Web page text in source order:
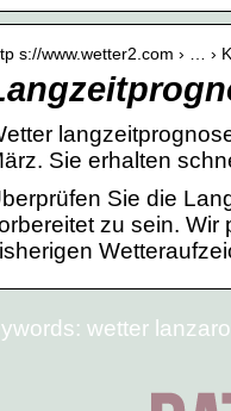
s://www.wetter2.com › … ›
Sie erhalten
Sie die
zu sein. Wir
wetter